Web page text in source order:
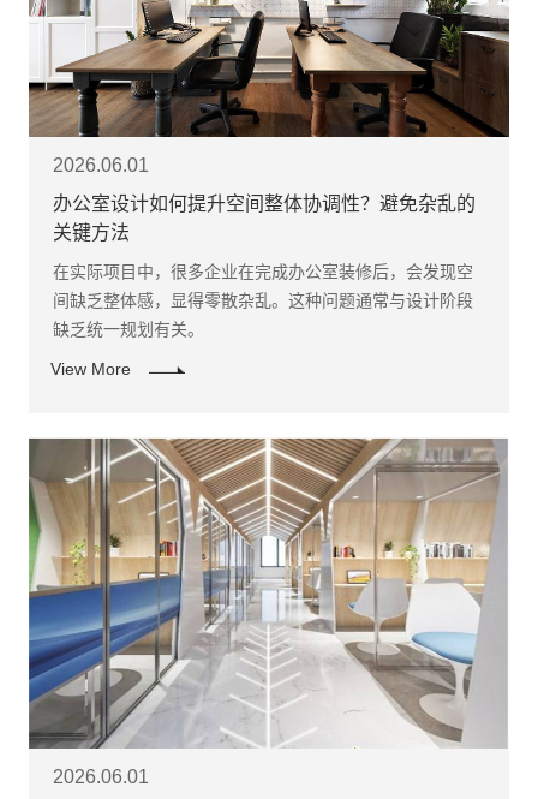
2026.06.01
办公室设计如何提升空间整体协调性？避免杂乱的
关键方法
在实际项目中，很多企业在完成办公室装修后，会发现空
间缺乏整体感，显得零散杂乱。这种问题通常与设计阶段
缺乏统一规划有关。
View More
2026.06.01